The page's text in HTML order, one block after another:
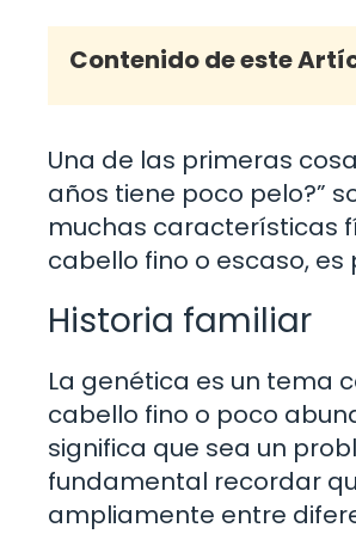
Contenido de este
Una de las primeras
años tiene poco pelo?”
muchas características
cabello fino o escaso,
Historia familiar
La genética es un tema
cabello fino o poco
significa que sea un
fundamental recordar
ampliamente entre